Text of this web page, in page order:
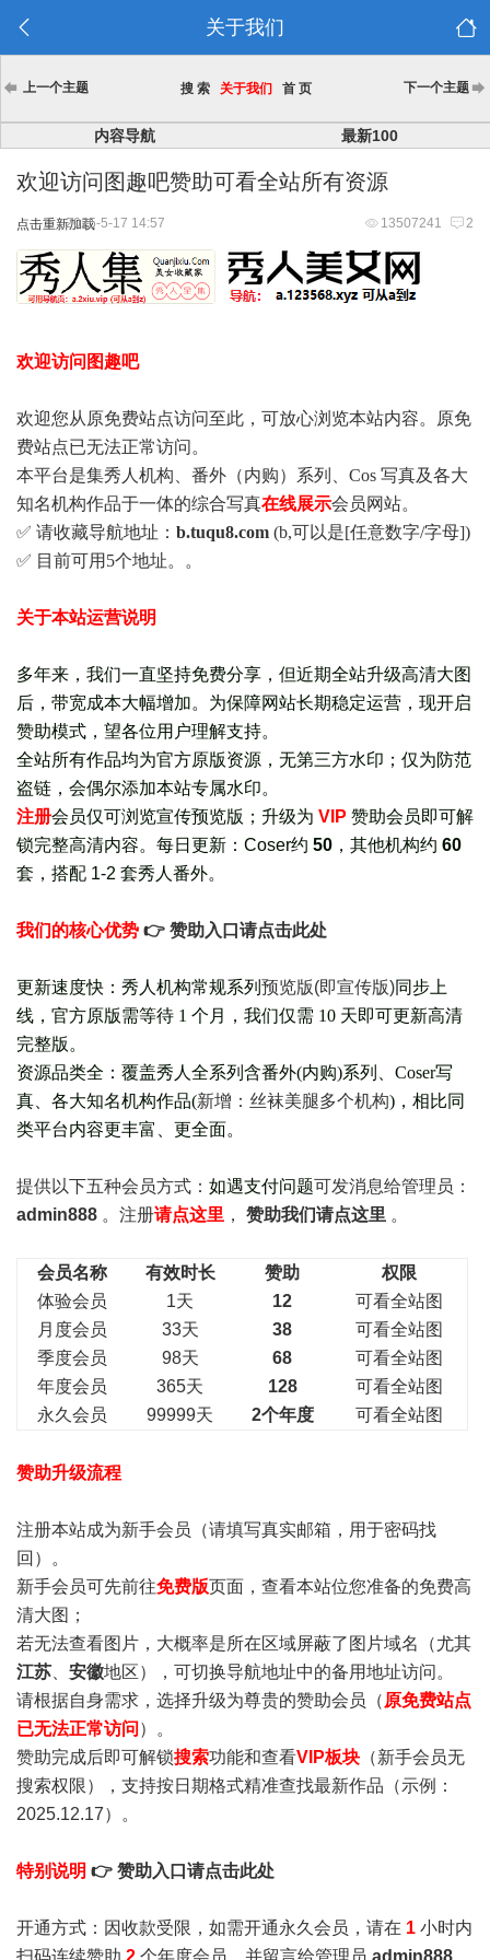
关于我们
上一个主题 搜 索 关于我们 首 页 下一个主题
内容导航 最新100
欢迎访问图趣吧赞助可看全站所有资源
点击重新加载 13507241 2
2025-5-17 14:57
欢迎访问图趣吧
欢迎您从原免费站点访问至此，可放心浏览本站内容。原免
费站点已无法正常访问。
本平台是集秀人机构、番外（内购）系列、Cos 写真及各大
知名机构作品于一体的综合写真在线展示会员网站。
✅ 请收藏导航地址： b.tuqu8.com (b,可以是[任意数字/字母])
✅ 目前可用5个地址。。
关于本站运营说明
多年来，我们一直坚持免费分享，但近期全站升级高清大图
后，带宽成本大幅增加。为保障网站长期稳定运营，现开启
赞助模式，望各位用户理解支持。
全站所有作品均为官方原版资源，无第三方水印；仅为防范
盗链，会偶尔添加本站专属水印。
注册会员仅可浏览宣传预览版 ； 升级为 VIP 赞助会员即可解
锁完整高清内容。每日更新： Coser约 50 ，其他机构约 60
套， 搭配 1-2 套秀人番外。
我们的核心优势 👉 赞助入口请点击此处
更新速度快：秀人机构常规系列 预览版(即宣传版)同步上
线，官方原版需等待 1 个月，我们仅需 10 天即可更新高清
完整版。
资源品类全：覆盖秀人全系列含番外(内购)系列、Coser写
真、各大知名机构作品(新增：丝袜美腿多个机构)，相比同
类平台内容更丰富、更全面。
提供以下五种会员方式： 如遇支付问题可发消息给管理员：
admin888 。注册请点这里 ， 赞助我们请点这里 。
会员名称 有效时长 赞助
权限
体验会员
1天 12
可看全站图
月度会员
33天 38
可看全站图
季度会员
98天 68
可看全站图
年度会员
365天 128
可看全站图
永久会员
99999天 2个年度 可看全站图
赞助升级流程
注册本站成为新手会员 （请填写真实邮箱，用于密码找
回）。
新手会员可先前往免费版页面，查看本站位您准备的免费高
清大图；
若无法查看图片，大概率是所在区域屏蔽了图片域名（尤其
江苏
安徽地区），可切换导航地址中的备用地址访问。
请根据自身需求，选择升级为尊贵的赞助会员（ 原免费站点
已无法正常访问 ）。
赞助完成后即可解锁搜索功能和查看VIP板块 （新手会员无
搜索权限），支持按日期格式精准查找最新作品（示例：
2025.12.17）。
特别说明 👉 赞助入口请点击此处
开通方式：因收款受限，如需开通永久会员，请在 1 小时内
扫码连续赞助 2 个年度会员，并留言给管理员 admin888